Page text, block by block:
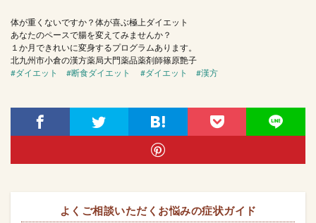
体が重くないですか？体が喜ぶ極上ダイエット
あなたのペースで腸を変えてみませんか？
１か月できれいに変身するプログラムあります。
北九州市小倉の漢方薬局大門薬品薬剤師篠原艶子
#ダイエット
#断食ダイエット #ダイエット #漢方
よくご相談いただくお悩みの症状ガイド